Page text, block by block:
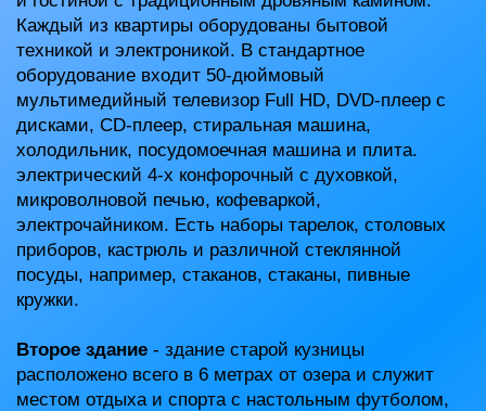
Каждый из квартиры оборудованы бытовой
техникой и электроникой. В стандартное
оборудование входит 50-дюймовый
мультимедийный телевизор Full HD, DVD-плеер с
дисками, CD-плеер, стиральная машина,
холодильник, посудомоечная машина и плита.
электрический 4-х конфорочный с духовкой,
микроволновой печью, кофеваркой,
электрочайником. Есть наборы тарелок, столовых
приборов, кастрюль и различной стеклянной
посуды, например, стаканов, стаканы, пивные
кружки.
Второе здание - здание старой кузницы
расположено всего в 6 метрах от озера и служит
местом отдыха и спорта с настольным футболом,